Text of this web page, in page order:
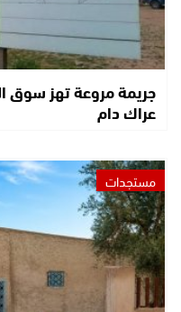
جريمة مروعة تهز سوق
عراك دام
مستجدات